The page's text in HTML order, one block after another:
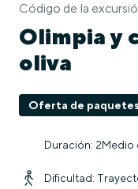
Código de la
Olimpia y
oliva
Oferta de
Duración: 2Medio
Dificultad: